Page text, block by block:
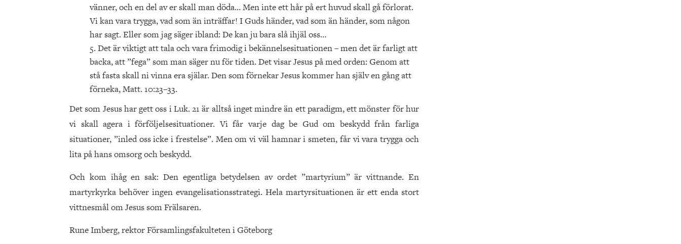
vänner, och en del av er skall man döda… Men inte ett hår på ert huvud skall gå förlorat.
Vi kan vara trygga, vad som än inträffar! I Guds händer, vad som än händer, som någon
har sagt. Eller som jag säger ibland: De kan ju bara slå ihjäl oss…
5. Det är viktigt att tala och vara frimodig i bekännelsesituationen – men det är farligt att
backa, att ”fega” som man säger nu för tiden. Det visar Jesus på med orden: Genom att
stå fasta skall ni vinna era själar. Den som förnekar Jesus kommer han själv en gång att
förneka, Matt. 10:23–33.
Det som Jesus har gett oss i Luk. 21 är alltså inget mindre än ett paradigm, ett mönster för hur
vi skall agera i förföljelsesituationer. Vi får varje dag be Gud om beskydd från farliga
situationer, ”inled oss icke i frestelse”. Men om vi väl hamnar i smeten, får vi vara trygga och
lita på hans omsorg och beskydd.
Och kom ihåg en sak: Den egentliga betydelsen av ordet ”martyrium” är vittnande. En
martyrkyrka behöver ingen evangelisationsstrategi. Hela martyrsituationen är ett enda stort
vittnesmål om Jesus som Frälsaren.
Rune Imberg, rektor Församlingsfakulteten i Göteborg